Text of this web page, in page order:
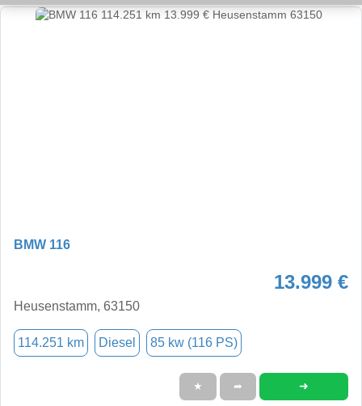
BMW 116
13.999 €
Heusenstamm, 63150
114.251 km Diesel 85 kw (116 PS)
★ ➦ ➜